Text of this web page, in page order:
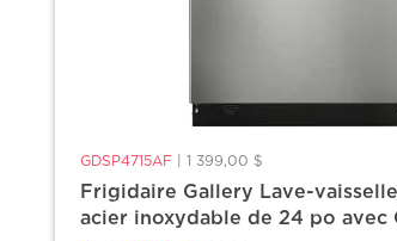
GDSP4715AF |1 399,00 $
Frigidaire Gallery Lave-
acier inoxydable de 24 po avec